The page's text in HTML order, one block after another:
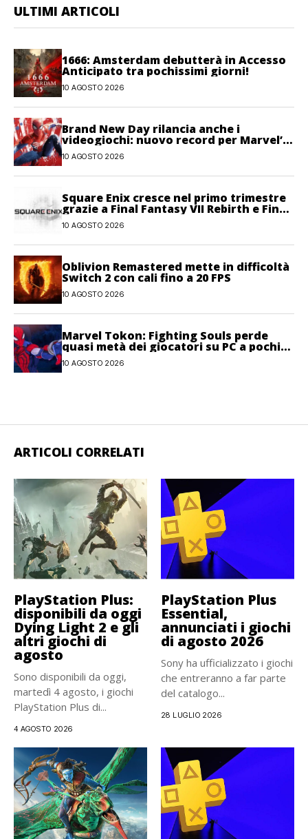
ULTIMI ARTICOLI
1666: Amsterdam debutterà in Accesso
Anticipato tra pochissimi giorni!
10 AGOSTO 2026
Brand New Day rilancia anche i
videogiochi: nuovo record per Marvel’s
Spider-Man 2
10 AGOSTO 2026
Square Enix cresce nel primo trimestre
grazie a Final Fantasy VII Rebirth e Final
Fantasy XIV
10 AGOSTO 2026
Oblivion Remastered mette in difficoltà
Switch 2 con cali fino a 20 FPS
10 AGOSTO 2026
Marvel Tokon: Fighting Souls perde
quasi metà dei giocatori su PC a pochi
giorni dal lancio
10 AGOSTO 2026
ARTICOLI CORRELATI
PlayStation Plus:
disponibili da oggi
Dying Light 2 e gli
altri giochi di
agosto
Sono disponibili da oggi,
martedì 4 agosto, i giochi
PlayStation Plus di...
4 AGOSTO 2026
PlayStation Plus
Essential,
annunciati i giochi
di agosto 2026
Sony ha ufficializzato i giochi
che entreranno a far parte
del catalogo...
28 LUGLIO 2026